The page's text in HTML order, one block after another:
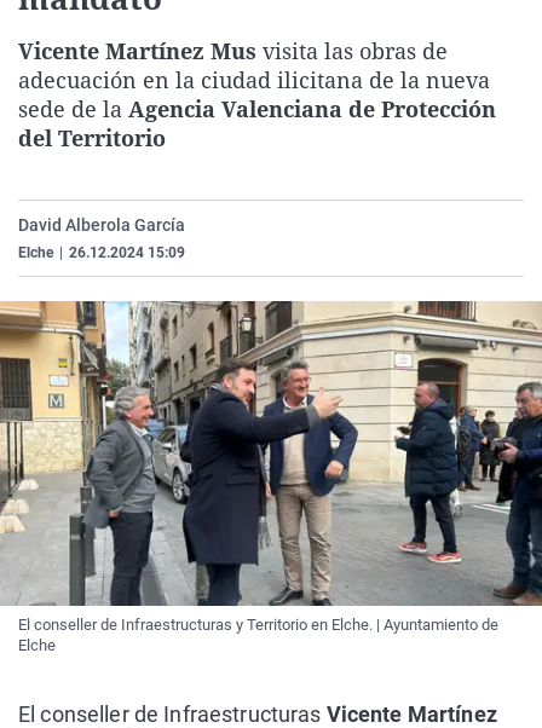
Gente viajera
Como el perro y el
Retornados
Equipo de
Galicia
La Rioja
Televisión
Elecciones
Vicente Martínez Mus visita las obras de
adecuación en la ciudad ilicitana de la nueva
sede de la Agencia Valenciana de Protección
del Territorio
David Alberola García
Elche 26.12.2024 15:09
El conseller de Infraestructuras y Territorio en Elche. | Ayuntamiento de
Elche
El conseller de Infraestructuras Vicente Martínez